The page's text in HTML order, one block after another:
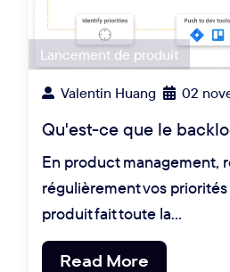
Lancement de produit
Valentin Huang 02
Qu'est-ce que le
En product management,
régulièrement vos
produit fait toute la…
Read More